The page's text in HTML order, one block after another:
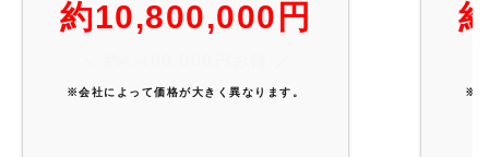
約10,800,000円
※会社によって価格が大きく異なります。 ※会